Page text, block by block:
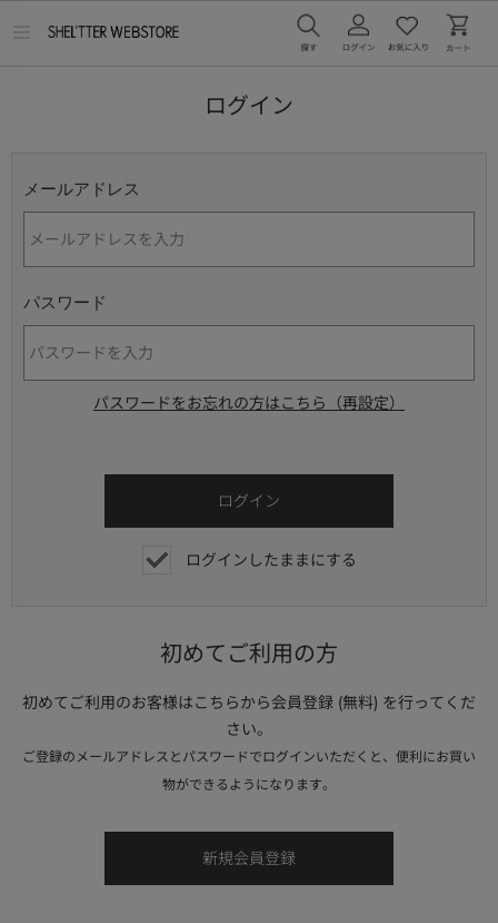
ログイン
メールアドレス
パスワード
パスワードをお忘れの方はこちら（再設定）
ログインしたままにする
初めてご利用の方
初めてご利用のお客様はこちらから会員登録 (無料) を行ってくだ
さい。
ご登録のメールアドレスとパスワードでログインいただくと、便利にお買い
物ができるようになります。